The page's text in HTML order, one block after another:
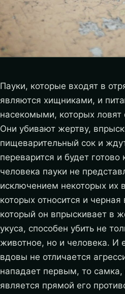
Пауки, которые входят в
являются хищниками, и
насекомыми, которых
Они убивают жертву,
пищеварительный сок и
переварится и будет
человека пауки не
исключением некоторых их
которых относится и
который он впрыскивает в
укуса, способен убить не
животное, но и человека. И
вдовы не отличается
нападает первым, то
является прямой его